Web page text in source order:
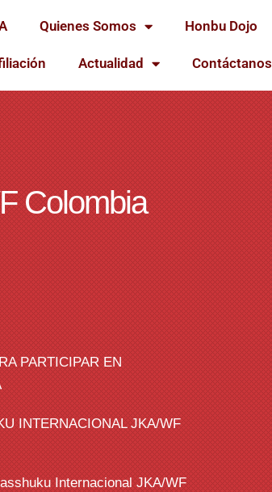
Quienes Somos Honbu Dojo
Actualidad Contáctanos
Colombia
INTERNACIONAL JKA/WF
Internacional JKA/WF